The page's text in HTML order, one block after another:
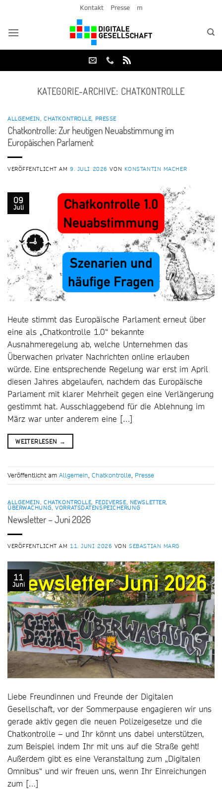
springen
Kontakt Presse m
KATEGORIE-ARCHIVE: CHATKONTROLLE
ALLGEMEIN,CHATKONTROLLE, PRESSE
Chatkontrolle: Zur heutigen Neuabstimmung im
Europäischen Parlament
VERÖFFENTLICHT AM9. JULI 2026 VON KONSTANTIN MACHER
09
Juli
Heute stimmt das Europäische Parlament erneut über
eine als „Chatkontrolle 1.0“ bekannte
Ausnahmeregelung ab, welche Unternehmen das
Überwachen privater Nachrichten online erlauben
würde. Eine entsprechende Regelung war erst im April
diesen Jahres abgelaufen, nachdem das Europäische
Parlament mit klarer Mehrheit gegen eine Verlängerung
gestimmt hat. Ausschlaggebend für die Ablehnung im
März war unter anderem eine […]
WEITERLESEN →
Veröffentlicht am Allgemein, Chatkontrolle, Presse
ALLGEMEIN,CHATKONTROLLE, FEDIVERSE, NEWSLETTER,
ÜBERWACHUNG,VORRATSDATENSPEICHERUNG
Newsletter – Juni 2026
VERÖFFENTLICHT AM 11. JUNI 2026 VONSEBASTIAN MARG
11
Juni
Liebe Freundinnen und Freunde der Digitalen
Gesellschaft, vor der Sommerpause engagieren wir uns
gerade aktiv gegen die neuen Polizeigesetze und die
Chatkontrolle – und Ihr könnt uns dabei unterstützen,
zum Beispiel indem Ihr mit uns auf die Straße geht!
Außerdem gibt es eine Veranstaltung zum „Digitalen
Omnibus“ und wir freuen uns, wenn Ihr Einreichungen
zum […]